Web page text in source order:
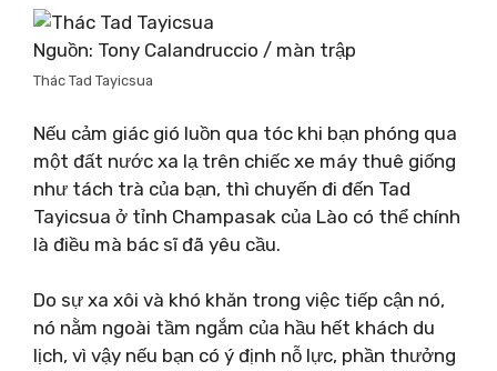
Nguồn: Tony Calandruccio / màn trập
Thác Tad Tayicsua
Nếu cảm giác gió luồn qua tóc khi bạn phóng qua
một đất nước xa lạ trên chiếc xe máy thuê giống
như tách trà của bạn, thì chuyến đi đến Tad
Tayicsua ở tỉnh Champasak của Lào có thể chính
là điều mà bác sĩ đã yêu cầu.
Do sự xa xôi và khó khăn trong việc tiếp cận nó,
nó nằm ngoài tầm ngắm của hầu hết khách du
lịch, vì vậy nếu bạn có ý định nỗ lực, phần thưởng